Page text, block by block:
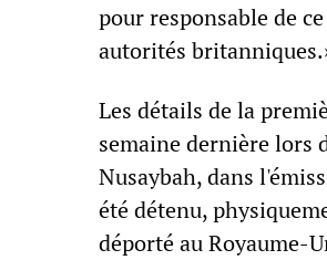
pour responsable de
autorités
Les détails de la
semaine dernière lors
Nusaybah, dans
été détenu,
déporté au Royaume-